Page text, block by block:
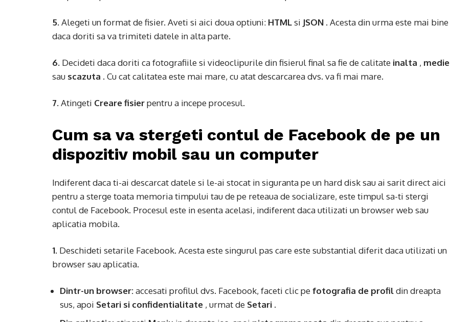
5. Alegeti un format de fisier. Aveti si aici doua optiuni: HTMLsi JSON . Acesta din urma este mai bine
daca doriti sa va trimiteti datele in alta parte.
6. Decideti daca doriti ca fotografiile si videoclipurile din fisierul final sa fie de calitate inalta , medie
sau scazuta . Cu cat calitatea este mai mare, cu atat descarcarea dvs. va fi mai mare.
7. Atingeti Creare fisierpentru a incepe procesul.
Cum sa va stergeti contul de Facebook de pe un
dispozitiv mobil sau un computer
Indiferent daca ti-ai descarcat datele si le-ai stocat in siguranta pe un hard disk sau ai sarit direct aici
pentru a sterge toata memoria timpului tau de pe reteaua de socializare, este timpul sa-ti stergi
contul de Facebook. Procesul este in esenta acelasi, indiferent daca utilizati un browser web sau
aplicatia mobila.
1. Deschideti setarile Facebook. Acesta este singurul pas care este substantial diferit daca utilizati un
browser sau aplicatia.
Dintr-un browser:accesati profilul dvs. Facebook, faceti clic pe fotografia de profildin dreapta
sus, apoi Setari si confidentialitate , urmat de Setari .